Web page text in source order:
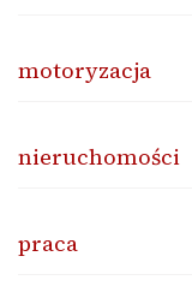
motoryzacja
nieruchomości
praca